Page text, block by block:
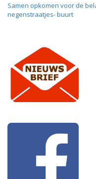
Samen opkomen voor de
negenstraatjes- buurt